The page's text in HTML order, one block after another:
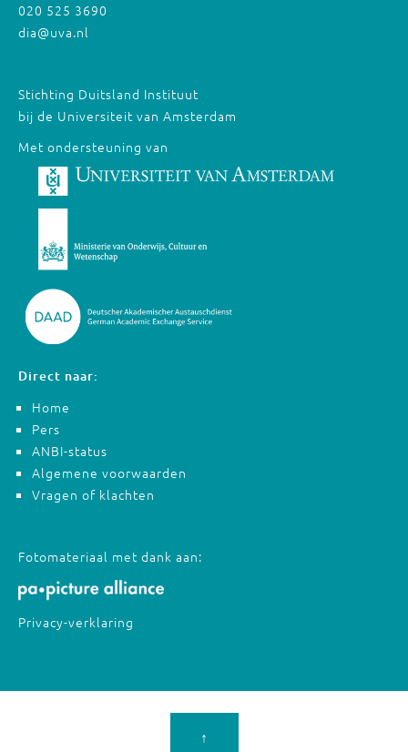
020 525 3690
dia@uva.nl
Stichting Duitsland Instituut
bij de Universiteit van Amsterdam
Met ondersteuning van
Direct naar:
Home
Pers
ANBI-status
Algemene voorwaarden
Vragen of klachten
Fotomateriaal met dank aan:
Privacy-verklaring
↑